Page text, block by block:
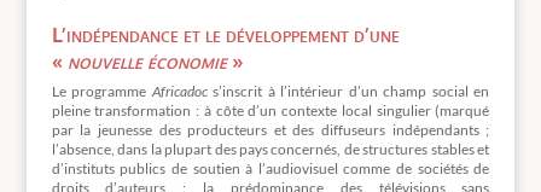
L’indépendance et le développement d’une
« nouvelle économie»
Le programme Africadocs’inscrit à l’intérieur d’un champ social en
pleine transformation : à côte d’un contexte local singulier (marqué
par la jeunesse des producteurs et des diffuseurs indépendants ;
l’absence, dans la plupart des pays concernés, de structures stables et
d’instituts publics de soutien à l’audiovisuel comme de sociétés de
droits d’auteurs ; la prédominance des télévisions sans